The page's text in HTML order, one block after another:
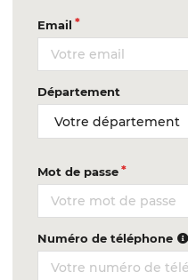
Email
Département
Mot de passe
Numéro de téléphone